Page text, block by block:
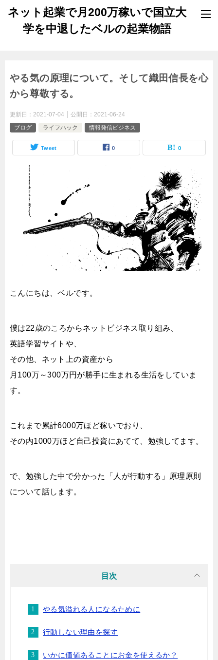
ネット起業で月200万稼いで国立大
学を中退したベルの起業物語
やる気の原理について。そして織田信長を心
から尊敬する。
更新日： 2021-07-04 公開日： 2021-06-24
ブログ
ライフハック 情報発信ビジネス
Tweet 0 0
こんにちは、ベルです。
僕は22歳のころからネットビジネス取り組み、
英語学習サイトや、
その他、ネット上の資産から
月100万～300万円が勝手に生まれる生活をしていま
す。
これまで累計6000万ほど稼いでおり、
その内1000万ほど自己投資にあてて、勉強してます。
で、勉強した中で分かった「人が行動する」原理原則
について話します。
目次
やる気溢れる人になるために
行動しない理由を探す
いかに価値あることにお金を使えるか？